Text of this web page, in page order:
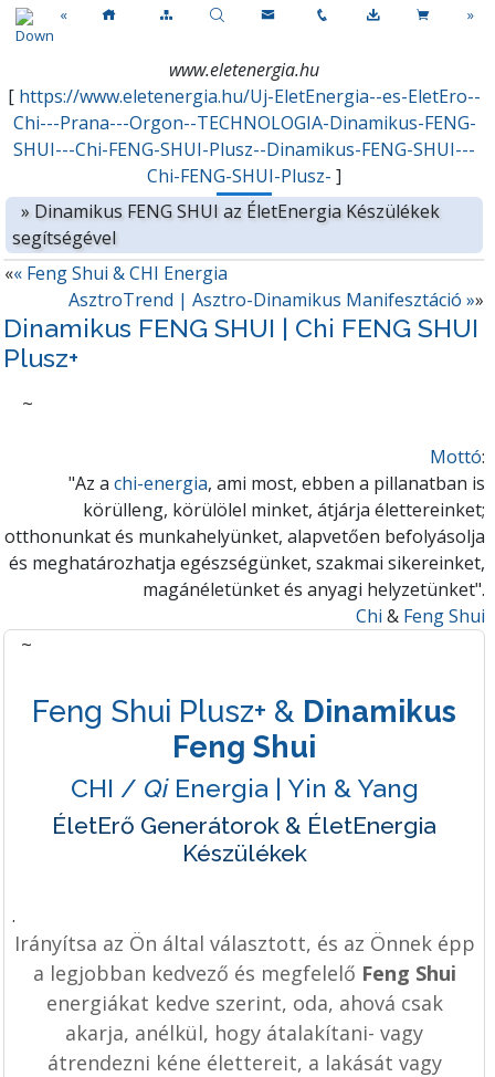
« »
www.eletenergia.hu
[ https://www.eletenergia.hu/Uj-EletEnergia--es-EletEro--
Chi---Prana---Orgon--TECHNOLOGIA-Dinamikus-FENG-
SHUI---Chi-FENG-SHUI-Plusz--Dinamikus-FENG-SHUI---
Chi-FENG-SHUI-Plusz- ]
» Dinamikus FENG SHUI az ÉletEnergia Készülékek
segítségével
«« Feng Shui & CHI Energia
AsztroTrend | Asztro-Dinamikus Manifesztáció »»
Dinamikus FENG SHUI | Chi FENG SHUI
Plusz+
~
Mottó:
"Az a chi-energia, ami most, ebben a pillanatban is
körülleng, körülölel minket, átjárja élettereinket;
otthonunkat és munkahelyünket, alapvetően befolyásolja
és meghatározhatja egészségünket, szakmai sikereinket,
magánéletünket és anyagi helyzetünket".
Chi & Feng Shui
~
Feng Shui Plusz+ & Dinamikus
Feng Shui
CHI / QiEnergia | Yin & Yang
ÉletErő Generátorok & ÉletEnergia
Készülékek
.
Irányítsa az Ön által választott, és az Önnek épp
a legjobban kedvező és megfelelő Feng Shui
energiákat kedve szerint, oda, ahová csak
akarja, anélkül, hogy átalakítani- vagy
átrendezni kéne élettereit, a lakását vagy